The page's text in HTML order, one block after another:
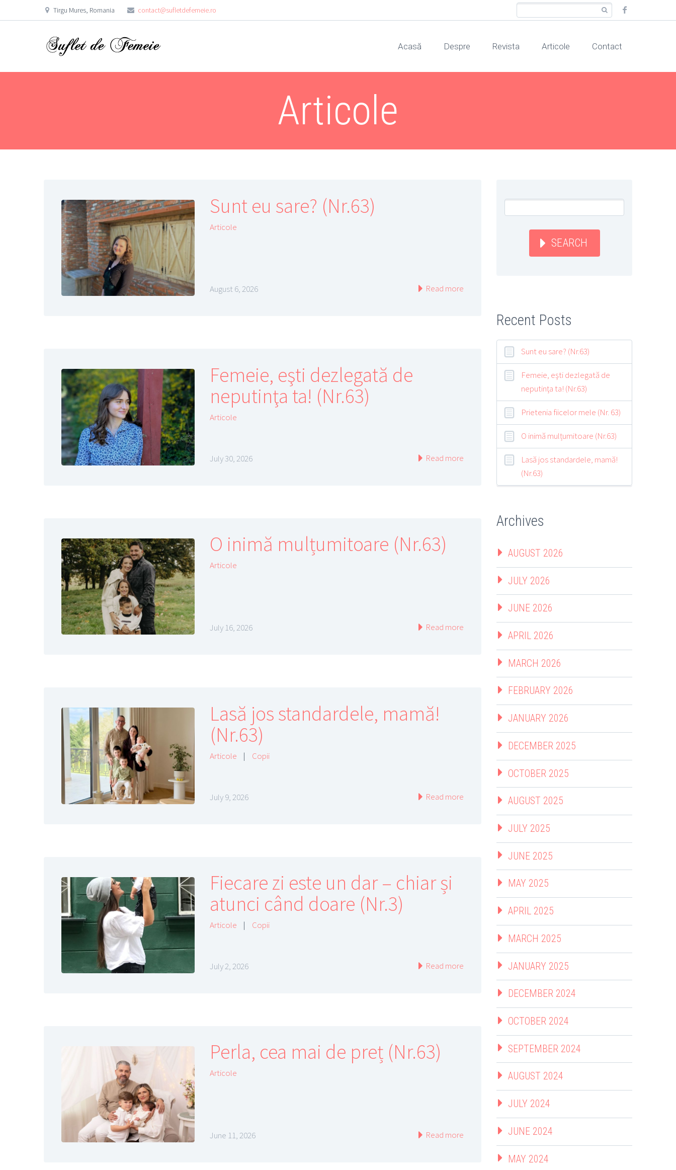
Tirgu Mures, Romania contact@sufletdefemeie.ro
Acasă Despre Revista Articole Contact
Articole
Sunt eu sare? (Nr.63)
Articole
August 6, 2026 Read more
Femeie, eşti dezlegată de
neputinţa ta! (Nr.63)
Articole
July 30, 2026 Read more
O inimă mulțumitoare (Nr.63)
Articole
July 16, 2026 Read more
Lasă jos standardele, mamă!
(Nr.63)
Articole | Copii
July 9, 2026 Read more
Fiecare zi este un dar – chiar și
atunci când doare (Nr.3)
Articole | Copii
July 2, 2026 Read more
Perla, cea mai de preț (Nr.63)
Articole
June 11, 2026 Read more
SEARCH
Recent Posts
Sunt eu sare? (Nr.63)
Femeie, eşti dezlegată de
neputinţa ta! (Nr.63)
Prietenia fiicelor mele (Nr. 63)
O inimă mulțumitoare (Nr.63)
Lasă jos standardele, mamă!
(Nr.63)
Archives
AUGUST 2026
JULY 2026
JUNE 2026
APRIL 2026
MARCH 2026
FEBRUARY 2026
JANUARY 2026
DECEMBER 2025
OCTOBER 2025
AUGUST 2025
JULY 2025
JUNE 2025
MAY 2025
APRIL 2025
MARCH 2025
JANUARY 2025
DECEMBER 2024
OCTOBER 2024
SEPTEMBER 2024
AUGUST 2024
JULY 2024
JUNE 2024
MAY 2024